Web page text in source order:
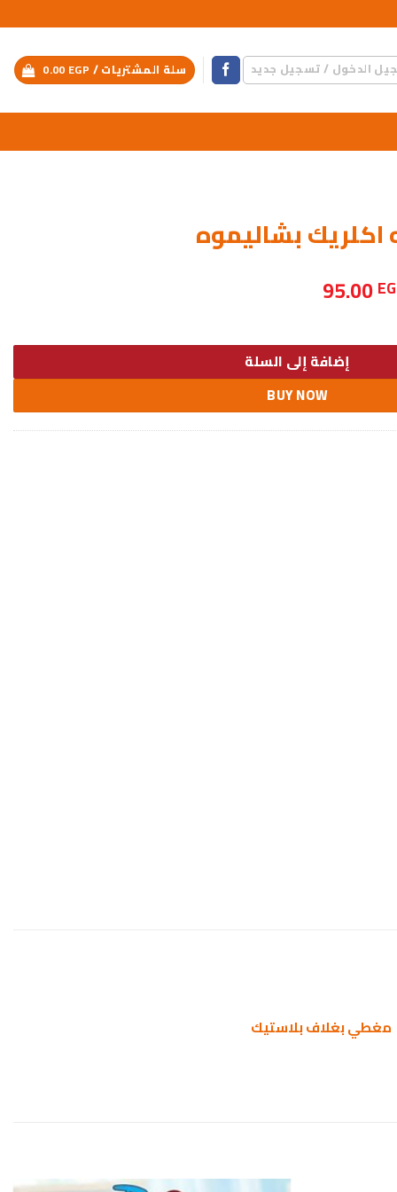
الدخول / تسجيل جديد سلة المشتريات / 0.00 EGP
اكلريك بشاليموه
الأصلي
129.00
95.00السعر
الحالي
95.00 EGP.
إضافة إلى السلة
BUY NOW
مغطي بغلاف بلاستيك